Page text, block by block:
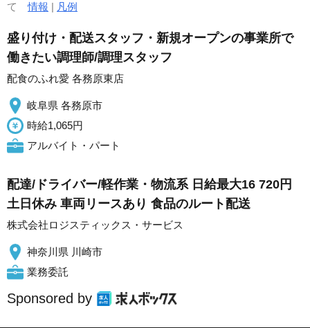
て情報 | 凡例
盛り付け・配送スタッフ・新規オープンの事業所で
働きたい調理師/調理スタッフ
配食のふれ愛 各務原東店
岐阜県 各務原市
時給1,065円
アルバイト・パート
配達/ドライバー/軽作業・物流系 日給最大16 720円
土日休み 車両リースあり 食品のルート配送
株式会社ロジスティックス・サービス
神奈川県 川崎市
業務委託
Sponsored by